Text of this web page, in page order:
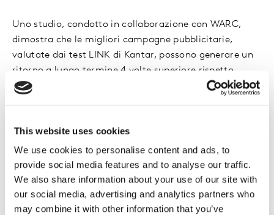
This website uses cookies
We use cookies to personalise content and ads, to
provide social media features and to analyse our traffic.
We also share information about your use of our site with
our social media, advertising and analytics partners who
may combine it with other information that you’ve
Uno studio, condotto in collaborazione con WARC,
dimostra che le migliori campagne pubblicitarie,
valutate dai test LINK di Kantar, possono generare un
ritorno a lungo termine 4 volte superiore rispetto
all'investimento in marketing.
performance basate sull’intelligenza artificiale (AI) in
soli 15 minuti e insight basati su survey in appena 6
ore.